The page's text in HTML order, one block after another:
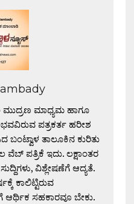
ಮುದ್ರಣ ಮಾಧ್ಯಮ ಹಾಗೂ
ಪತ್ರಕರ್ತ ಹರೀಶ
ಬಂಟ್ವಾಳ ತಾಲೂಕಿನ ಕುರಿತು
ವೆಬ್ ಪತ್ರಿಕೆ ಇದು. ಲಕ್ಷಾಂತರ
ವಿಶ್ಲೇಷಣೆಗೆ ಆದ್ಯತೆ.
ಕಾಲಿಟ್ಟಿರುವ
ಆರ್ಥಿಕ ಸಹಕಾರವೂ ಬೇಕು.